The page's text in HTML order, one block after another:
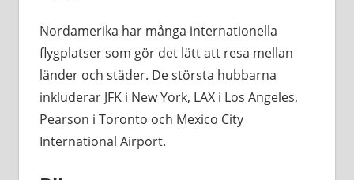
Nordamerika har många internationella
flygplatser som gör det lätt att resa mellan
länder och städer. De största hubbarna
inkluderar JFK i New York, LAX i Los Angeles,
Pearson i Toronto och Mexico City
International Airport.